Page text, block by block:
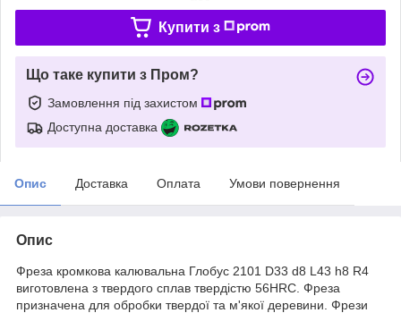
Купити з
Що таке купити з Пром?
Замовлення під захистом
Доступна доставка
Опис Доставка Оплата Умови повернення
Опис
Фреза кромкова калювальна Глобус 2101 D33 d8 L43 h8 R4
виготовлена з твердого сплав твердістю 56HRC. Фреза
призначена для обробки твердої та м'якої деревини. Фрези